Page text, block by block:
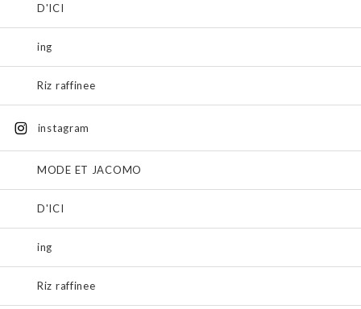
D'ICI
ing
Riz raffinee
instagram
MODE ET JACOMO
D'ICI
ing
Riz raffinee